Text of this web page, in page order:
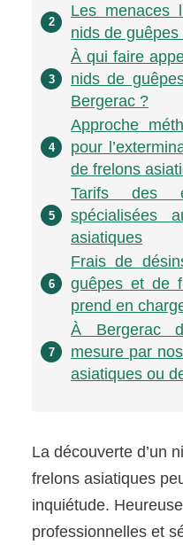
2
Les menaces
nids de
3
À qui faire
nids de
Bergerac ?
4
Approche
pour
de frelons
5
Tarifs des
spécialisées
asiatiques
6
Frais de
guêpes et de
prend en
7
À Bergerac
mesure par
asiatiques ou
La découverte d’un
frelons asiatiques
inquiétude.
professionnelles et